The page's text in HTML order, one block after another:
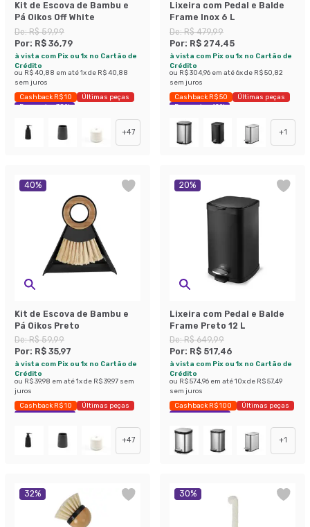
Kit de Escova de Bambu e
Pá Oikos Off White
De:R$ 59,99
Por: R$ 36,79
à vista com Pix ou 1x no Cartão de
Crédito
ou R$ 40,88 em até1x de R$ 40,88
sem juros
Cashback R$ 10
Últimas peças
Economize 38%
+47
Lixeira com Pedal e Balde
Frame Inox 6 L
De:R$ 479,99
Por: R$ 274,45
à vista com Pix ou 1x no Cartão de
Crédito
ou R$ 304,96 em até6x de R$ 50,82
sem juros
Cashback R$ 50
Últimas peças
Economize 42%
+1
40%
Kit de Escova de Bambu e
Pá Oikos Preto
De:R$ 59,99
Por: R$ 35,97
à vista com Pix ou 1x no Cartão de
Crédito
ou R$ 39,98 em até1x de R$ 39,97 sem
juros
Cashback R$ 10
Últimas peças
Economize 40%
+47
20%
Lixeira com Pedal e Balde
Frame Preto 12 L
De:R$ 649,99
Por: R$ 517,46
à vista com Pix ou 1x no Cartão de
Crédito
ou R$ 574,96 em até10x de R$ 57,49
sem juros
Cashback R$ 100
Últimas peças
Economize 20%
+1
32% 30%